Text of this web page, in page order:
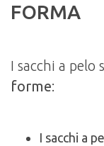
FORMA
I sacchi a pelo
forme:
I sacchi a